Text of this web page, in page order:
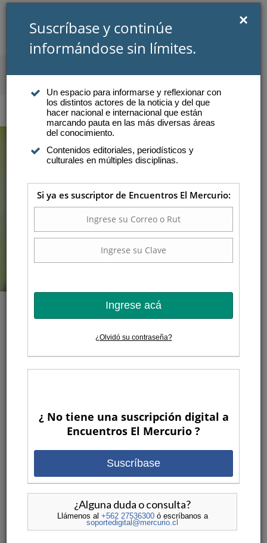
SUSCRIBIRSE INICIAR SESIÓN
Atención a suscriptores
CÓMO ALCANZAR EL
“FLOW”, EL ESTADO DE
RENDIMIENTO
MÁXIMO
Cómo alcanzar el “Flow”, el estado
de rendimiento máximo
ENCUENTROS EL MERCURIO • ENCUENTROS
ANTERIORES,ESPECIALES, VIDEOS
Suscríbase y continúe
informándose sin límites.
×
Un espacio para informarse y reflexionar con
los distintos actores de la noticia y del que
hacer nacional e internacional que están
marcando pauta en las más diversas áreas
del conocimiento.
Contenidos editoriales, periodísticos y
culturales en múltiples disciplinas.
Si ya es suscriptor de Encuentros El Mercurio:
Ingrese acá
¿Olvidó su contraseña?
¿ No tiene una suscripción digital a
Encuentros El Mercurio ?
Suscríbase
¿Alguna duda o consulta?
Llámenos al +562 27536300ó escríbanos a
soportedigital@mercurio.cl